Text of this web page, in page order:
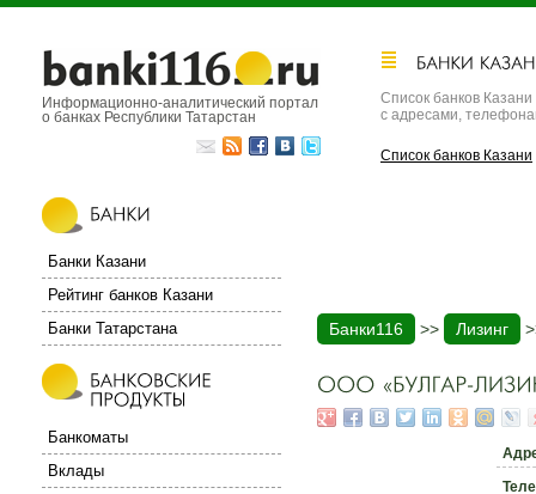
Банки116 >> Лизинг
Информационно-аналитический портал
о банках Республики Татарстан
Список банков Казани
с адресами,
Список банков Казани
Банки Казани
Рейтинг банков Казани
Банки Татарстана
Банкоматы
Вклады